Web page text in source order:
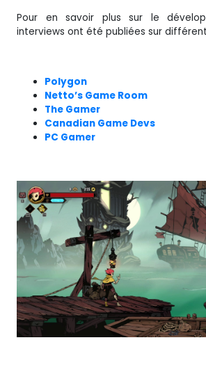
Pour en savoir plus sur le
interviews ont été publiées sur
Polygon
Netto’s Game Room
The Gamer
Canadian Game Devs
PC Gamer